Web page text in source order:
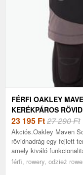
FÉRFI OAKLEY
KERÉKPÁROS
FOA405479)
23 195 Ft27 290 Ft
Akciós.Oakley Maven
rövidnadrág egy fejlett
amely kiváló
férfi, rowery, odzież